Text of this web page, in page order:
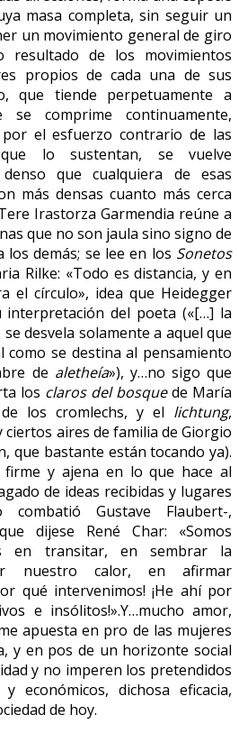
masa completa, sin seguir un
un movimiento general de giro
resultado de los movimientos
propios de cada una de sus
que tiende perpetuamente a
se comprime continuamente,
el esfuerzo contrario de las
que lo sustentan, se vuelve
que cualquiera de esas
más densas cuanto más cerca
Irastorza Garmendia reúne a
que no son jaula sino signo de
demás; se lee en los Sonetos
Rilke: «Todo es distancia, y en
el círculo», idea que Heidegger
del poeta («[…] la
desvela solamente a aquel que
como se destina al pensamiento
de aletheía»), y…no sigo que
los claros del bosquede María
los cromlechs, y el lichtung,
aires de familia de Giorgio
que bastante están tocando ya).
y ajena en lo que hace al
de ideas recibidas y lugares
Gustave Flaubert-,
dijese René Char: «Somos
en transitar, en sembrar la
nuestro calor, en afirmar
qué intervenimos! ¡He ahí por
e insólitos!».Y…mucho amor,
apuesta en pro de las mujeres
y en pos de un horizonte social
y no imperen los pretendidos
económicos, dichosa eficacia,
de hoy.